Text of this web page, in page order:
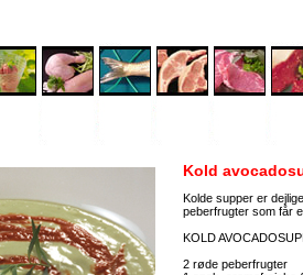
Kold
Kolde supper er
peberfrugter som får
KOLD
2 røde peberfrugter